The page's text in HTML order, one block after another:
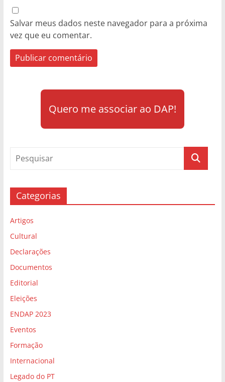
Salvar meus dados neste navegador para a próxima
vez que eu comentar.
Quero me associar ao DAP!
Categorias
Artigos
Cultural
Declarações
Documentos
Editorial
Eleições
ENDAP 2023
Eventos
Formação
Internacional
Legado do PT